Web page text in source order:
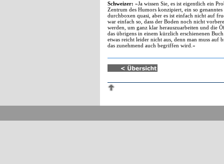
Schweizer: »Ja wissen Sie, es ist eigentlich ein
Zentrum des Humors konzipiert, ein so
durchboxen quasi, aber es ist einfach nicht auf
war einfach so, dass der Boden noch nicht
werden, um ganz klar herauszuarbeiten und die
das übrigens in einem kürzlich erschienenen
etwas reicht leider nicht aus, denn man muss
das zunehmend auch begriffen wird.«